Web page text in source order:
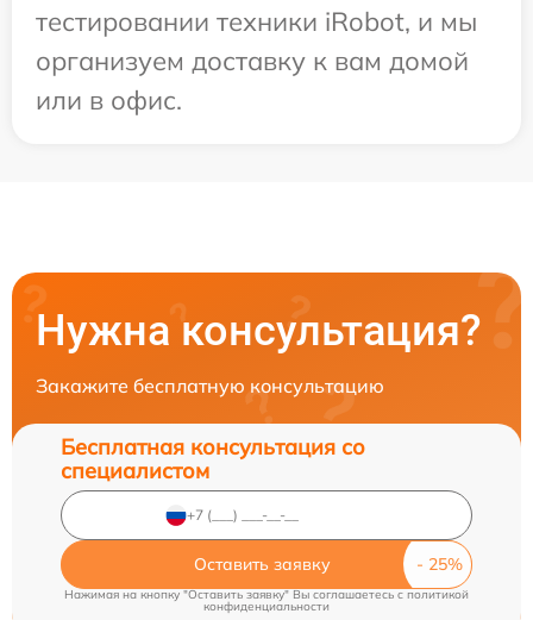
тестировании техники iRobot, и мы
организуем доставку к вам домой
или в офис.
Нужна консультация?
Закажите бесплатную консультацию
Бесплатная консультация со
специалистом
Оставить заявку
Нажимая на кнопку "Оставить заявку" Вы соглашаетесь cполитикой
конфиденциальности